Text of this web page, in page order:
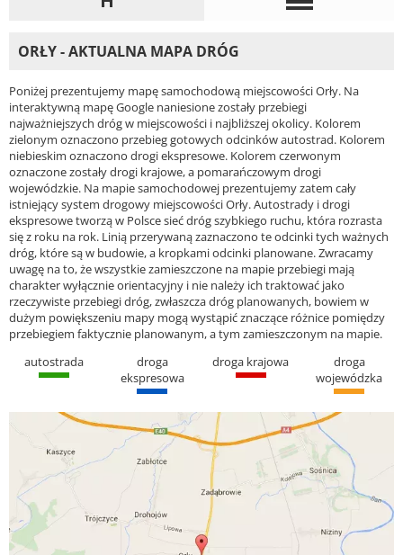
ORŁY - AKTUALNA MAPA DRÓG
Poniżej prezentujemy mapę samochodową miejscowości Orły. Na
interaktywną mapę Google naniesione zostały przebiegi
najważniejszych dróg w miejscowości i najbliższej okolicy. Kolorem
zielonym oznaczono przebieg gotowych odcinków autostrad. Kolorem
niebieskim oznaczono drogi ekspresowe. Kolorem czerwonym
oznaczone zostały drogi krajowe, a pomarańczowym drogi
wojewódzkie. Na mapie samochodowej prezentujemy zatem cały
istniejący system drogowy miejscowości Orły. Autostrady i drogi
ekspresowe tworzą w Polsce sieć dróg szybkiego ruchu, która rozrasta
się z roku na rok. Linią przerywaną zaznaczono te odcinki tych ważnych
dróg, które są w budowie, a kropkami odcinki planowane. Zwracamy
uwagę na to, że wszystkie zamieszczone na mapie przebiegi mają
charakter wyłącznie orientacyjny i nie należy ich traktować jako
rzeczywiste przebiegi dróg, zwłaszcza dróg planowanych, bowiem w
dużym powiększeniu mapy mogą wystąpić znaczące różnice pomiędzy
przebiegiem faktycznie planowanym, a tym zamieszczonym na mapie.
autostrada
droga
ekspresowa
droga krajowa
droga
wojewódzka